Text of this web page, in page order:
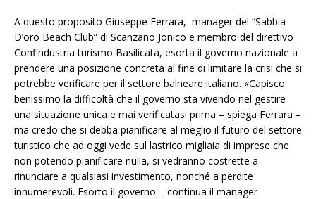
A questo proposito Giuseppe Ferrara, manager del “Sabbia
D’oro Beach Club” di Scanzano Jonico e membro del direttivo
Confindustria turismo Basilicata, esorta il governo nazionale a
prendere una posizione concreta al fine di limitare la crisi che si
potrebbe verificare per il settore balneare italiano. «Capisco
benissimo la difficoltà che il governo sta vivendo nel gestire
una situazione unica e mai verificatasi prima – spiega Ferrara –
ma credo che si debba pianificare al meglio il futuro del settore
turistico che ad oggi vede sul lastrico migliaia di imprese che
non potendo pianificare nulla, si vedranno costrette a
rinunciare a qualsiasi investimento, nonché a perdite
innumerevoli. Esorto il governo – continua il manager